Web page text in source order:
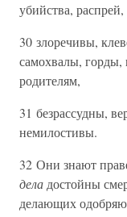
убийства,
30 злоречивы,
самохвалы, горды,
родителям,
31 безрассудны,
немилостивы.
32 Они знают
дела достойны
делающих